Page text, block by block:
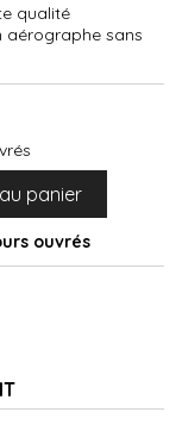
qualité
aérographe sans
panier
ouvrés